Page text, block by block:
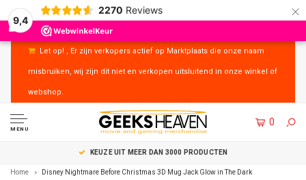
9,4
2270 Reviews ×
Let op! , Er zijn verkopers actief op Marktplaats die onze naam
misbruiken, wij zijn dit niet en verkopen uitsluitend in onze winkel of
webshop.
MENU
0
UITSTEKENDE KLANTENSERVICE
Home Disney Nightmare Before Christmas 3D Mug Jack Glow in The Dark